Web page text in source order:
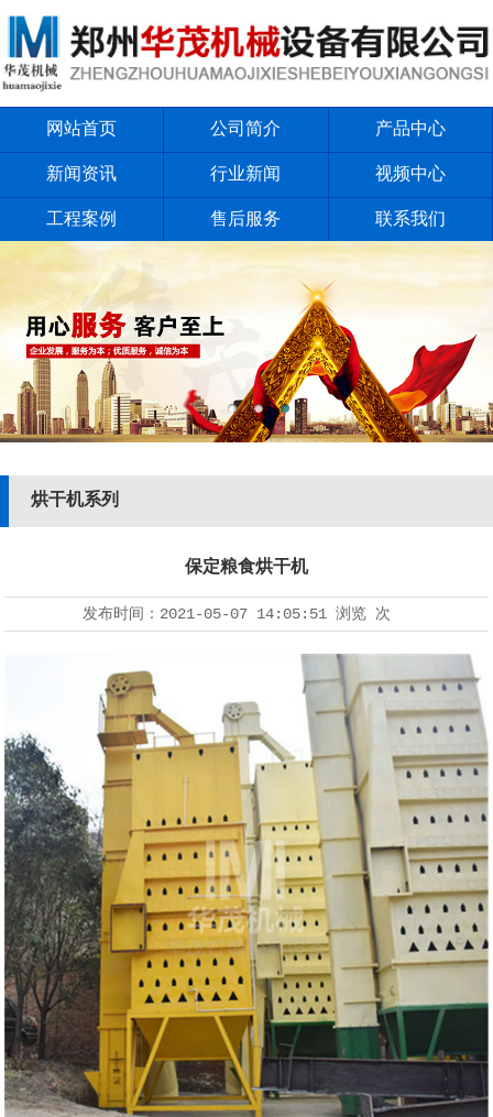
网站首页 公司简介 产品中心
新闻资讯 行业新闻 视频中心
工程案例 售后服务 联系我们
烘干机系列
保定粮食烘干机
发布时间： 2021-05-07 14:05:51浏览 次